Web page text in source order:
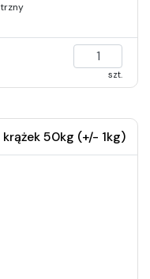
szt.
50kg (+/- 1kg)